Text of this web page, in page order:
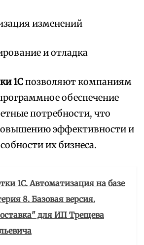
изменений
и отладка
1Спозволяют компаниям
обеспечение
потребности, что
эффективности и
их бизнеса.
1С. Автоматизация на базе
8. Базовая версия.
для ИП Трещева